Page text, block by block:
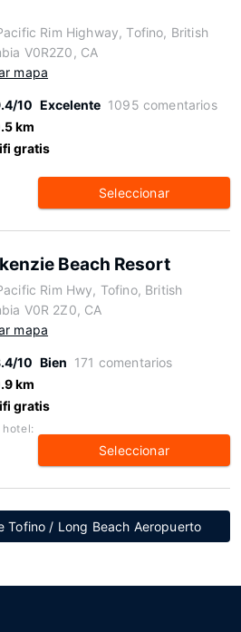
Rim Highway, Tofino, British
V0R2Z0, CA
mapa
10 Excelente 1095 comentarios
km
gratis
Seleccionar
Beach Resort
Rim Hwy, Tofino, British
V0R 2Z0, CA
mapa
10 Bien 171 comentarios
km
gratis
hotel:
Seleccionar
Tofino / Long Beach Aeropuerto